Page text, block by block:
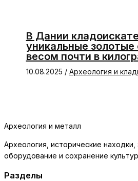
В Дании
уникальные золотые
весом почти в
10.08.2025 / Археология и
Археология и металл
Археология, исторические
оборудование и сохранение
Разделы